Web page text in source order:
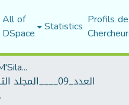
All of
DSpace Statistics Profils
Scientific Journals of M'Sila University
العدد_09____المجلد الثاني
الحكاية العجيبة